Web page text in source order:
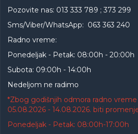
Pozovite nas: 013 333 789 ; 373 299
Sms/Viber/WhatsApp: 063 363 240
Radno vreme:
Ponedeljak - Petak: 08:00h - 20:00h
Subota: 09:00h - 14:00h
Nedeljom ne radimo
*Zbog godišnjih odmora radno
05.08.2026 - 14.08.2026. biti
Ponedeljak - Petak: 08:00h-17:00h